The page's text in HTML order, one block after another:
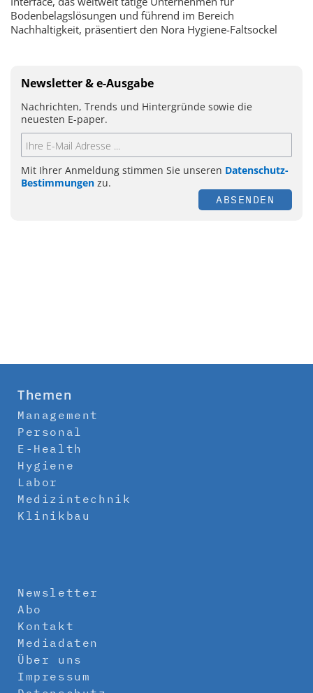
Bodenbelagslösungen und führend im Bereich
Nachhaltigkeit, präsentiert den Nora Hygiene-Faltsockel
Newsletter & e-Ausgabe
Nachrichten, Trends und Hintergründe sowie die
neuesten E-paper.
Mit Ihrer Anmeldung stimmen Sie unseren Datenschutz-
Bestimmungen zu.
ABSENDEN
Themen
Management
Personal
E-Health
Hygiene
Labor
Medizintechnik
Klinikbau
Newsletter
Abo
Kontakt
Mediadaten
Über uns
Impressum